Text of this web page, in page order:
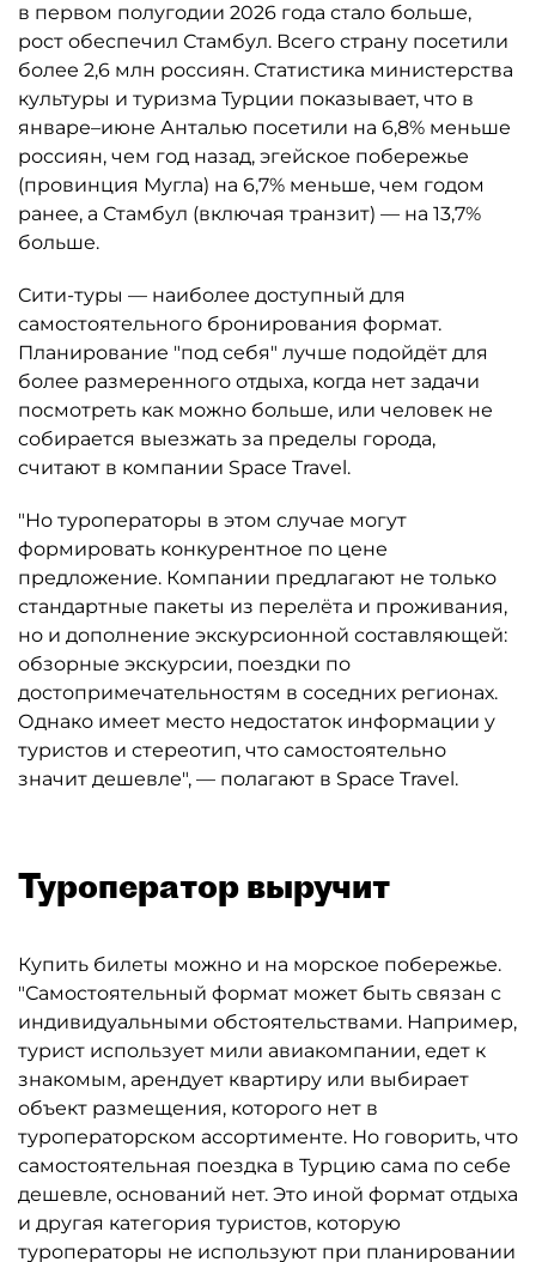
в первом полугодии 2026 года стало больше,
рост обеспечил Стамбул. Всего страну посетили
более 2,6 млн россиян. Статистика министерства
культуры и туризма Турции показывает, что в
январе–июне Анталью посетили на 6,8% меньше
россиян, чем год назад, эгейское побережье
(провинция Мугла) на 6,7% меньше, чем годом
ранее, а Стамбул (включая транзит) — на 13,7%
больше.
Сити-туры — наиболее доступный для
самостоятельного бронирования формат.
Планирование "под себя" лучше подойдёт для
более размеренного отдыха, когда нет задачи
посмотреть как можно больше, или человек не
собирается выезжать за пределы города,
считают в компании Space Travel.
"Но туроператоры в этом случае могут
формировать конкурентное по цене
предложение. Компании предлагают не только
стандартные пакеты из перелёта и проживания,
но и дополнение экскурсионной составляющей:
обзорные экскурсии, поездки по
достопримечательностям в соседних регионах.
Однако имеет место недостаток информации у
туристов и стереотип, что самостоятельно
значит дешевле", — полагают в Space Travel.
Туроператор выручит
Купить билеты можно и на морское побережье.
"Самостоятельный формат может быть связан с
индивидуальными обстоятельствами. Например,
турист использует мили авиакомпании, едет к
знакомым, арендует квартиру или выбирает
объект размещения, которого нет в
туроператорском ассортименте. Но говорить, что
самостоятельная поездка в Турцию сама по себе
дешевле, оснований нет. Это иной формат отдыха
и другая категория туристов, которую
туроператоры не используют при планировании